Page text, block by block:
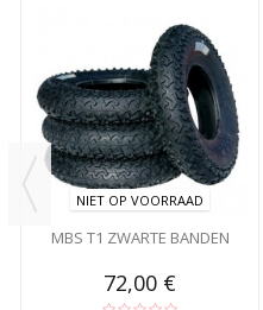
NIET OP VOORRAAD
MBS T1 ZWARTE BANDEN
72,00 €